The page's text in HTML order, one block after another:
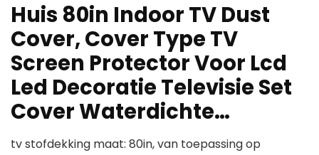
Huis 80in Indoor TV Dust
Cover, Cover Type TV
Screen Protector Voor Lcd
Led Decoratie Televisie Set
Cover Waterdichte…
tv stofdekking maat: 80in, van toepassing op